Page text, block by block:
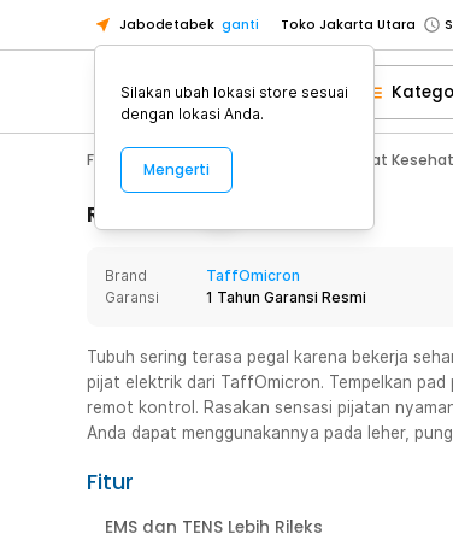
Jabodetabek ganti Toko Jakarta Utara
Toko Tangerang
Toko Cikupa
Pick n Go Jakarta Barat
Pick n Go Bekasi
Toko Jakarta Barat
Toko Tangerang
Toko Cikupa
Pick n Go Jakarta Barat
Fashion, Make Up & Beauty Care Alat
Rincian Produk
Brand
TaffOmicron
Garansi
1 Tahun Garansi Resmi
Tubuh sering terasa pegal karena bekerja
pijat elektrik dari TaffOmicron. Tempelkan
remot kontrol. Rasakan sensasi pijatan
Anda dapat menggunakannya pada leher,
Fitur
EMS dan TENS Lebih Rileks
Silakan ubah lokasi store sesuai
dengan lokasi Anda.
Mengerti